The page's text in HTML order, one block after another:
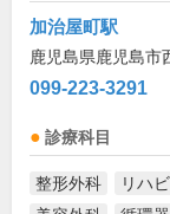
加治屋町駅
鹿児島県鹿児島市
099-223-3291
診療科目
整形外科 リハ